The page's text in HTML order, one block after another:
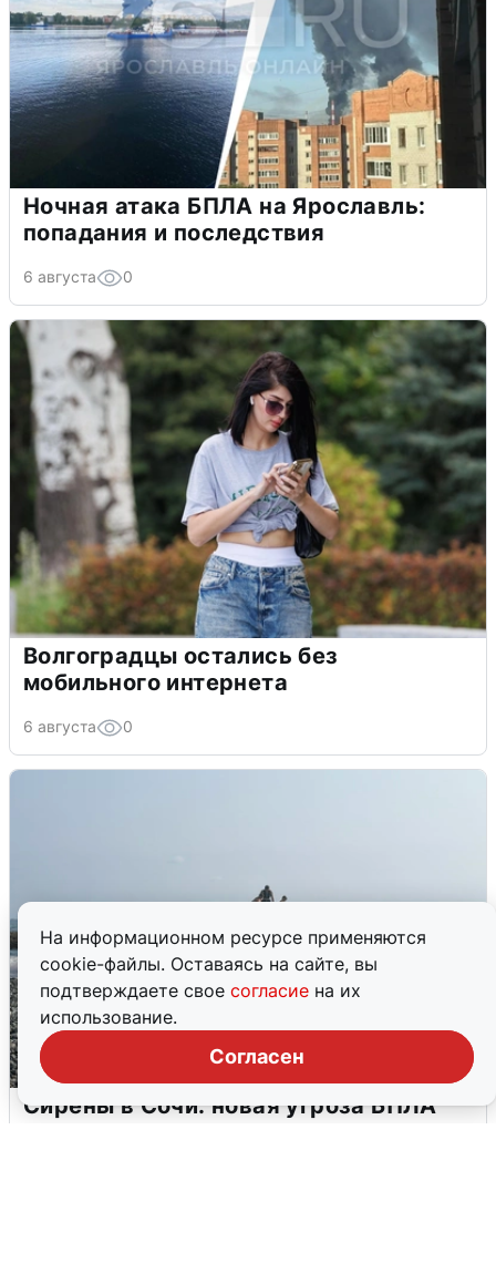
На информационном ресурсе применяются
cookie-файлы. Оставаясь на сайте, вы
подтверждаете свое согласие на их
использование.
Согласен
Ночная атака БПЛА на Ярославль:
попадания и последствия
6 августа 0
Волгоградцы остались без
мобильного интернета
6 августа 0
Сирены в Сочи: новая угроза БПЛА